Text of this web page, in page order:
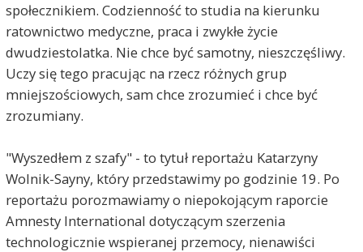
społecznikiem. Codzienność to studia na kierunku
ratownictwo medyczne, praca i zwykłe życie
dwudziestolatka. Nie chce być samotny, nieszczęśliwy.
Uczy się tego pracując na rzecz różnych grup
mniejszościowych, sam chce zrozumieć i chce być
zrozumiany.
"Wyszedłem z szafy" - to tytuł reportażu Katarzyny
Wolnik-Sayny, który przedstawimy po godzinie 19. Po
reportażu porozmawiamy o niepokojącym raporcie
Amnesty International dotyczącym szerzenia
technologicznie wspieranej przemocy, nienawiści